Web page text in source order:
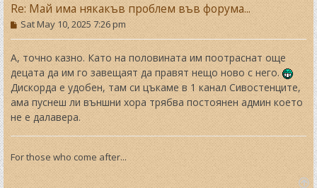
Re: Май има някакъв проблем във форума...
P
o
s
t
Sat May 10, 2025 7:26 pm
А, точно казно. Като на половината им поотраснат още
децата да им го завещаят да правят нещо ново с него.
Дискорда е удобен, там си цъкаме в 1 канал Сивостенците,
ама пуснеш ли външни хора трябва постоянен админ което
не е далавера.
For those who come after...